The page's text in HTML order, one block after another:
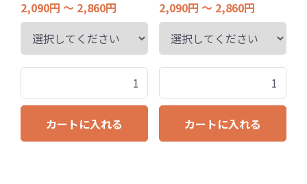
2,090円 ～ 2,860円
カートに入れる
2,090円 ～ 2,860円
カートに入れる